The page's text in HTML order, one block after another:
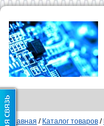
Главная / Каталог товаров /